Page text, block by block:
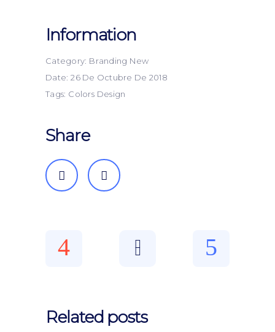
Information
Category: Branding New
Date: 26 De Octubre De 2018
Tags: Colors Design
Share
Related posts